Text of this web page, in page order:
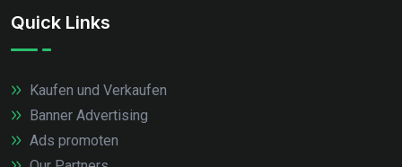
Quick Links
Kaufen und Verkaufen
Banner Advertising
Ads promoten